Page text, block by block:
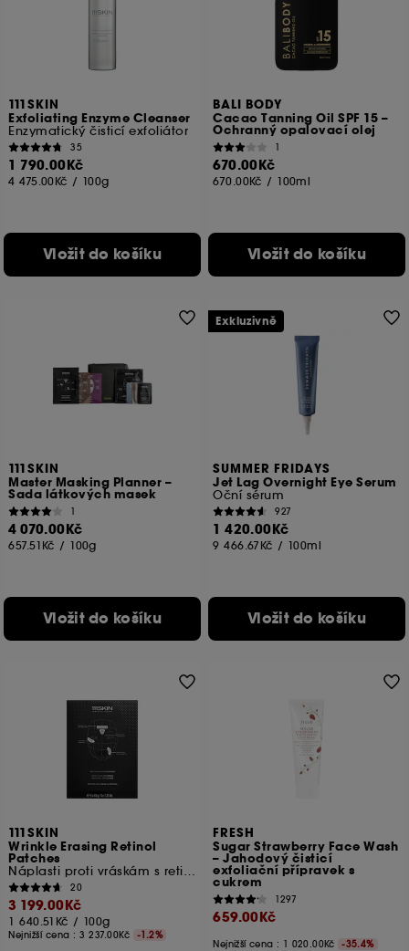
111SKIN
Exfoliating Enzyme Cleanser
Enzymatický čisticí exfoliátor
35
1 790.00Kč
4 475.00Kč / 100g
Vložit do košíku
BALI BODY
Cacao Tanning Oil SPF 15 –
Ochranný opalovací olej
1
670.00Kč
670.00Kč / 100ml
Vložit do košíku
111SKIN
Master Masking Planner –
Sada látkových masek
1
4 070.00Kč
657.51Kč / 100g
Vložit do košíku
SUMMER FRIDAYS
Jet Lag Overnight Eye Serum
Oční sérum
927
1 420.00Kč
9 466.67Kč / 100ml
Vložit do košíku
Exkluzivně
111SKIN
Wrinkle Erasing Retinol
Patches
Náplasti proti vráskám s retinolem
20
3 199.00Kč
1 640.51Kč / 100g
Nejnižší cena :3 237.00Kč -1.2%
FRESH
Sugar Strawberry Face Wash
– Jahodový čisticí
exfoliační přípravek s
cukrem
1297
659.00Kč
Nejnižší cena : 1 020.00Kč -35.4%